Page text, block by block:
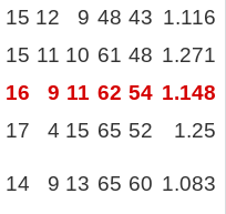
15 12 9 48 43 1.116
15 11 10 61 48 1.271
16 9 11 62 54 1.148
17 4 15 65 52 1.25
14 9 13 65 60 1.083